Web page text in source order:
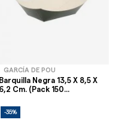
GARCÍA DE POU
Barquilla Negra 13,5 X 8,5 X
6,2 Cm. (Pack 150...
-35%